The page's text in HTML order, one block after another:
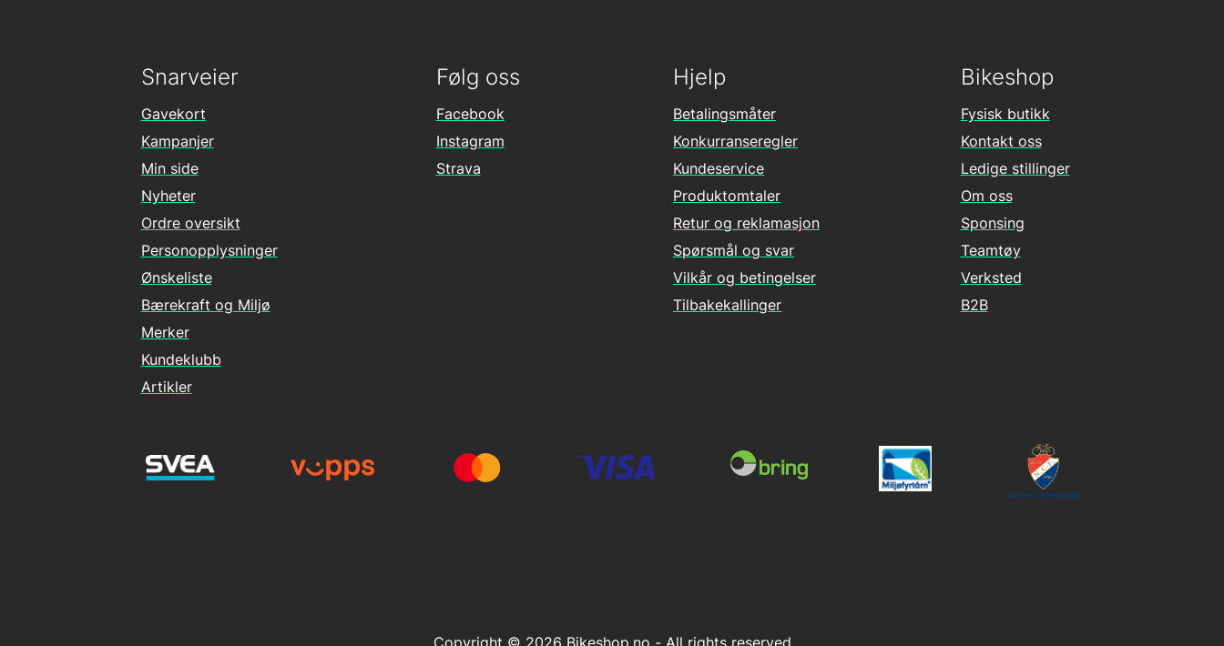
Følg oss
Facebook
Instagram
Strava
Hjelp
Betalingsmåter
Konkurranseregler
Kundeservice
Produktomtaler
Retur og reklamasjon
Spørsmål og svar
Vilkår og betingelser
Tilbakekallinger
Snarveier
Gavekort
Kampanjer
Min side
Nyheter
Ordre oversikt
Personopplysninger
Ønskeliste
Bærekraft og Miljø
Merker
Kundeklubb
Artikler
Bikeshop
Fysisk butikk
Kontakt oss
Ledige stillinger
Om oss
Sponsing
Teamtøy
Verksted
B2B
Copyright © 2026 Bikeshop.no - All rights reserved